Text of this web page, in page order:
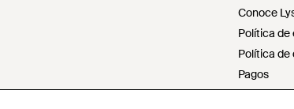
Conoce
Política de
Política de
Pagos
Política de